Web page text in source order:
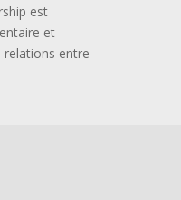
est
et
entre